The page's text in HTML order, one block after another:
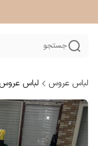
جستجو
لباس عروس لباس عروس